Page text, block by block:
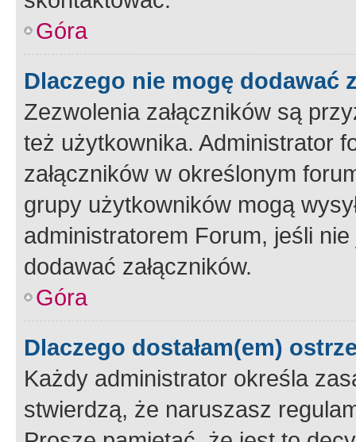
Góra
Dlaczego nie mogę dodawać
Zezwolenia załączników są
też użytkownika. Administrator
załączników w określonym
grupy użytkowników mogą
administratorem Forum, jeśli
dodawać załączników.
Góra
Dlaczego dostałam(em)
Każdy administrator określa
stwierdzą, że naruszasz